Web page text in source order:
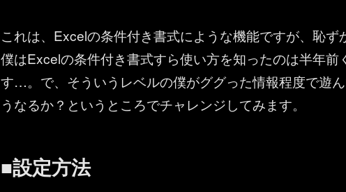
これは、Excelの条件付き書式にような機能ですが、恥ず
僕はExcelの条件付き書式すら使い方を知ったのは半年前
す…。で、そういうレベルの僕がググった情報程度で遊
うなるか？というところでチャレンジしてみます。
■設定方法